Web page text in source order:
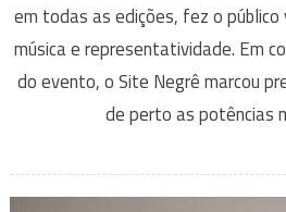
em todas as edições, fez o público
música e representatividade. Em
do evento, o Site Negrê marcou
de perto as potências